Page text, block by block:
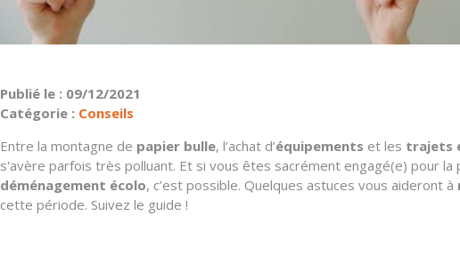
Publié le : 09/12/2021
Catégorie : Conseils
Entre la montagne de papier bulle, l’achat d’équipements et les trajets
s'avère parfois très polluant. Et si vous êtes sacrément engagé(e) pour
déménagement écolo, c’est possible. Quelques astuces vous aideront à
cette période. Suivez le guide !